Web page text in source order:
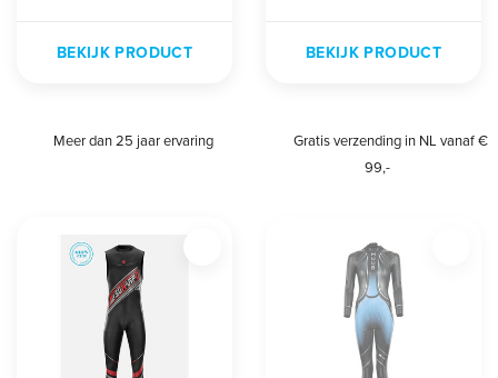
BEKIJK PRODUCT BEKIJK PRODUCT
Meer dan 25 jaar ervaring
Gratis verzending in NL vanaf €
99,-